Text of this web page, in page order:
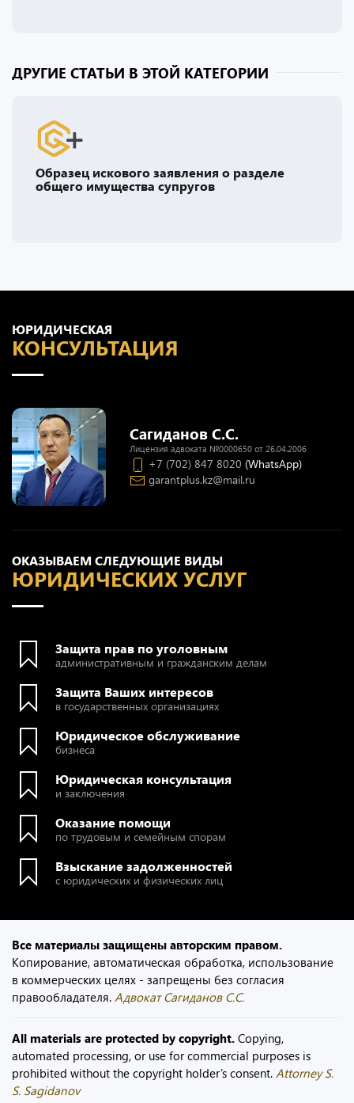
ДРУГИЕ СТАТЬИ В ЭТОЙ КАТЕГОРИИ
Образец искового заявления о разделе
общего имущества супругов
ОКАЗЫВАЕМ СЛЕДУЮЩИЕ ВИДЫ
ЮРИДИЧЕСКИХ УСЛУГ
Защита прав по уголовным
административным и гражданским делам
Защита Ваших интересов
в государственных организациях
Юридическое обслуживание
бизнеса
Юридическая консультация
и заключения
Оказание помощи
по трудовым и семейным спорам
Взыскание задолженностей
с юридических и физических лиц
ЮРИДИЧЕСКАЯ
КОНСУЛЬТАЦИЯ
Сагиданов С.С.
Лицензия адвоката №0000650 от 26.04.2006
+7 (702) 847 8020 (WhatsApp)
garantplus.kz@mail.ru
Все материалы защищены авторским правом.
Копирование, автоматическая обработка, использование
в коммерческих целях - запрещены без согласия
правообладателя. Адвокат Сагиданов С.С.
All materials are protected by copyright. Copying,
automated processing, or use for commercial purposes is
prohibited without the copyright holder’s consent. Attorney S.
S. Sagidanov